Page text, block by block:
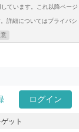
ています。これ以降ページ
詳細についてはプライバシ
意
ログイン
ット